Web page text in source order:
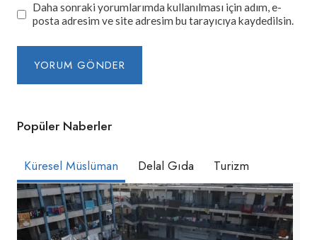
Daha sonraki yorumlarımda kullanılması için adım, e-
posta adresim ve site adresim bu tarayıcıya kaydedilsin.
Popüler Naberler
Küresel Müslüman Delal Gıda Turizm